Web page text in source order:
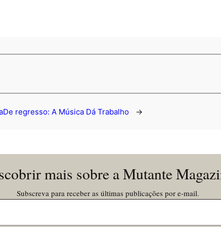
De regresso: A Música Dá Trabalho →
mais sobre a Mutante
Subscreva para receber as últimas publicações por e-mail.